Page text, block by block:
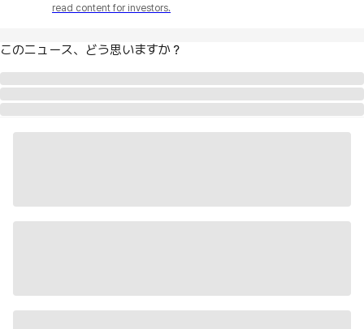
read content for investors.
このニュース、どう思いますか？